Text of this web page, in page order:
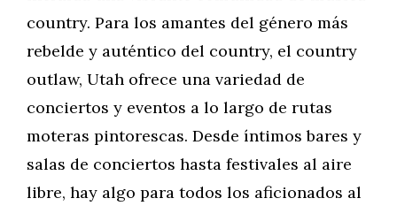
country. Para los amantes del género más
rebelde y auténtico del country, el country
outlaw, Utah ofrece una variedad de
conciertos y eventos a lo largo de rutas
moteras pintorescas. Desde íntimos bares y
salas de conciertos hasta festivales al aire
libre, hay algo para todos los aficionados al